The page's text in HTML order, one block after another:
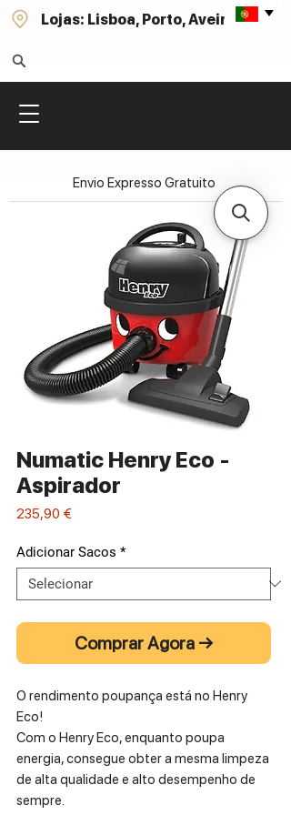
Lojas: Lisboa, Porto, Aveiro
Numatic Henry Eco -
Aspirador
235,90 €
Adicionar Sacos *
Comprar Agora →
O rendimento poupança está no Henry
Eco!
Com o Henry Eco, enquanto poupa
energia, consegue obter a mesma limpeza
de alta qualidade e alto desempenho de
sempre.
Envio Expresso Gratuito